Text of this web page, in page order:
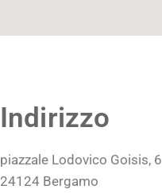
Indirizzo
piazzale Lodovico Goisis, 6
24124 Bergamo